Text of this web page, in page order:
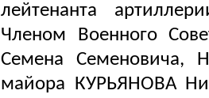
лейтенанта
Членом Военного
Семена Семеновича,
майора КУРЬЯНОВА